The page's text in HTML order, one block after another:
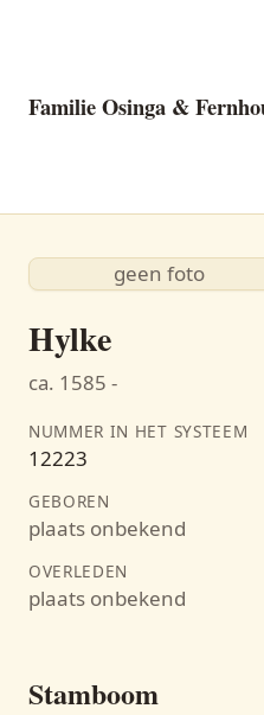
Familie Osinga &
geen foto
Hylke
ca. 1585 -
NUMMER IN HET SYSTEEM
12223
GEBOREN
plaats onbekend
OVERLEDEN
plaats onbekend
Stamboom